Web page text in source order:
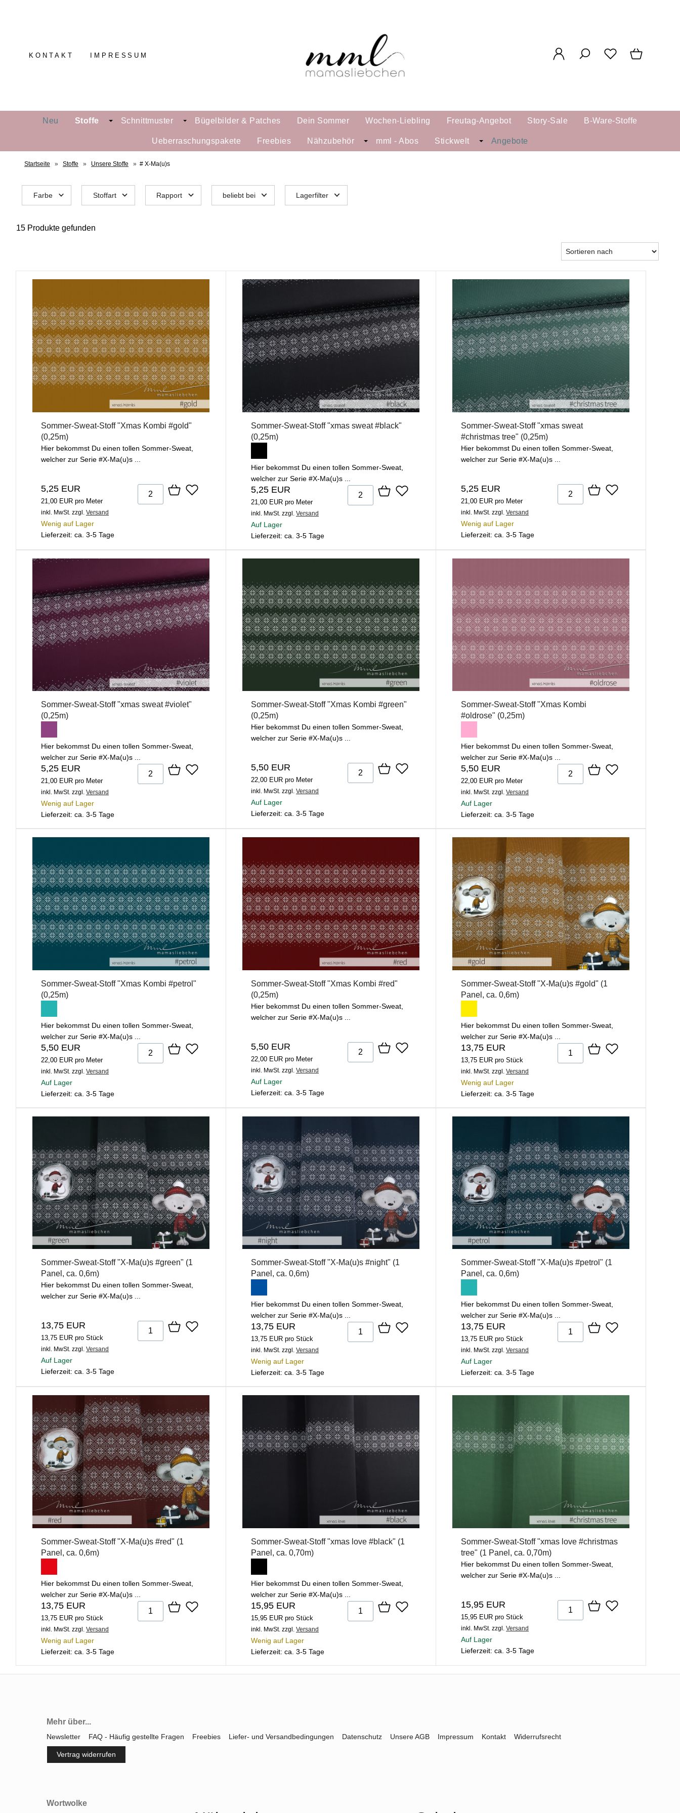
KONTAKT IMPRESSUM
Neu Stoffe Schnittmuster Bügelbilder & Patches Dein Sommer Wochen-Liebling Freutag-Angebot Story-Sale B-Ware-Stoffe
Ueberraschungspakete Freebies Nähzubehör mml - Abos Stickwelt Angebote
Startseite » Stoffe » Unsere Stoffe » # X-Ma(u)s
Farbe Stoffart Rapport beliebt bei Lagerfilter
15 Produkte gefunden
Sommer-Sweat-Stoff "Xmas Kombi #gold"
(0,25m)
Hier bekommst Du einen tollen Sommer-Sweat,
welcher zur Serie #X-Ma(u)s ...
5,25 EUR
21,00 EUR pro Meter
inkl. MwSt. zzgl. Versand
Wenig auf Lager
Lieferzeit: ca. 3-5 Tage
Sommer-Sweat-Stoff "xmas sweat #black"
(0,25m)
Hier bekommst Du einen tollen Sommer-Sweat,
welcher zur Serie #X-Ma(u)s ...
5,25 EUR
21,00 EUR pro Meter
inkl. MwSt. zzgl. Versand
Auf Lager
Lieferzeit: ca. 3-5 Tage
Sommer-Sweat-Stoff "xmas sweat
#christmas tree" (0,25m)
Hier bekommst Du einen tollen Sommer-Sweat,
welcher zur Serie #X-Ma(u)s ...
5,25 EUR
21,00 EUR pro Meter
inkl. MwSt. zzgl. Versand
Wenig auf Lager
Lieferzeit: ca. 3-5 Tage
Sommer-Sweat-Stoff "xmas sweat #violet"
(0,25m)
Hier bekommst Du einen tollen Sommer-Sweat,
welcher zur Serie #X-Ma(u)s ...
5,25 EUR
21,00 EUR pro Meter
inkl. MwSt. zzgl. Versand
Wenig auf Lager
Lieferzeit: ca. 3-5 Tage
Sommer-Sweat-Stoff "Xmas Kombi #green"
(0,25m)
Hier bekommst Du einen tollen Sommer-Sweat,
welcher zur Serie #X-Ma(u)s ...
5,50 EUR
22,00 EUR pro Meter
inkl. MwSt. zzgl. Versand
Auf Lager
Lieferzeit: ca. 3-5 Tage
Sommer-Sweat-Stoff "Xmas Kombi
#oldrose" (0,25m)
Hier bekommst Du einen tollen Sommer-Sweat,
welcher zur Serie #X-Ma(u)s ...
5,50 EUR
22,00 EUR pro Meter
inkl. MwSt. zzgl. Versand
Auf Lager
Lieferzeit: ca. 3-5 Tage
Sommer-Sweat-Stoff "Xmas Kombi #petrol"
(0,25m)
Hier bekommst Du einen tollen Sommer-Sweat,
welcher zur Serie #X-Ma(u)s ...
5,50 EUR
22,00 EUR pro Meter
inkl. MwSt. zzgl. Versand
Auf Lager
Lieferzeit: ca. 3-5 Tage
Sommer-Sweat-Stoff "Xmas Kombi #red"
(0,25m)
Hier bekommst Du einen tollen Sommer-Sweat,
welcher zur Serie #X-Ma(u)s ...
5,50 EUR
22,00 EUR pro Meter
inkl. MwSt. zzgl. Versand
Auf Lager
Lieferzeit: ca. 3-5 Tage
Sommer-Sweat-Stoff "X-Ma(u)s #gold" (1
Panel, ca. 0,6m)
Hier bekommst Du einen tollen Sommer-Sweat,
welcher zur Serie #X-Ma(u)s ...
13,75 EUR
13,75 EUR pro Stück
inkl. MwSt. zzgl. Versand
Wenig auf Lager
Lieferzeit: ca. 3-5 Tage
Sommer-Sweat-Stoff "X-Ma(u)s #green" (1
Panel, ca. 0,6m)
Hier bekommst Du einen tollen Sommer-Sweat,
welcher zur Serie #X-Ma(u)s ...
13,75 EUR
13,75 EUR pro Stück
inkl. MwSt. zzgl. Versand
Auf Lager
Lieferzeit: ca. 3-5 Tage
Sommer-Sweat-Stoff "X-Ma(u)s #night" (1
Panel, ca. 0,6m)
Hier bekommst Du einen tollen Sommer-Sweat,
welcher zur Serie #X-Ma(u)s ...
13,75 EUR
13,75 EUR pro Stück
inkl. MwSt. zzgl. Versand
Wenig auf Lager
Lieferzeit: ca. 3-5 Tage
Sommer-Sweat-Stoff "X-Ma(u)s #petrol" (1
Panel, ca. 0,6m)
Hier bekommst Du einen tollen Sommer-Sweat,
welcher zur Serie #X-Ma(u)s ...
13,75 EUR
13,75 EUR pro Stück
inkl. MwSt. zzgl. Versand
Auf Lager
Lieferzeit: ca. 3-5 Tage
Sommer-Sweat-Stoff "X-Ma(u)s #red" (1
Panel, ca. 0,6m)
Hier bekommst Du einen tollen Sommer-Sweat,
welcher zur Serie #X-Ma(u)s ...
13,75 EUR
13,75 EUR pro Stück
inkl. MwSt. zzgl. Versand
Wenig auf Lager
Lieferzeit: ca. 3-5 Tage
Sommer-Sweat-Stoff "xmas love #black" (1
Panel, ca. 0,70m)
Hier bekommst Du einen tollen Sommer-Sweat,
welcher zur Serie #X-Ma(u)s ...
15,95 EUR
15,95 EUR pro Stück
inkl. MwSt. zzgl. Versand
Wenig auf Lager
Lieferzeit: ca. 3-5 Tage
Sommer-Sweat-Stoff "xmas love #christmas
tree" (1 Panel, ca. 0,70m)
Hier bekommst Du einen tollen Sommer-Sweat,
welcher zur Serie #X-Ma(u)s ...
15,95 EUR
15,95 EUR pro Stück
inkl. MwSt. zzgl. Versand
Auf Lager
Lieferzeit: ca. 3-5 Tage
Mehr über...
Newsletter FAQ - Häufig gestellte Fragen Freebies Liefer- und Versandbedingungen Datenschutz Unsere AGB Impressum Kontakt Widerrufsrecht
Vertrag widerrufen
Wortwolke